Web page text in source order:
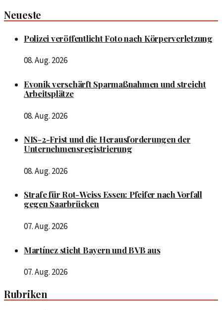
Neueste
Polizei veröffentlicht Foto nach Körperverletzung
08. Aug. 2026
Evonik verschärft Sparmaßnahmen und streicht
Arbeitsplätze
08. Aug. 2026
NIS-2-Frist und die Herausforderungen der
Unternehmensregistrierung
08. Aug. 2026
Strafe für Rot-Weiss Essen: Pfeifer nach Vorfall
gegen Saarbrücken
07. Aug. 2026
Martínez sticht Bayern und BVB aus
07. Aug. 2026
Rubriken